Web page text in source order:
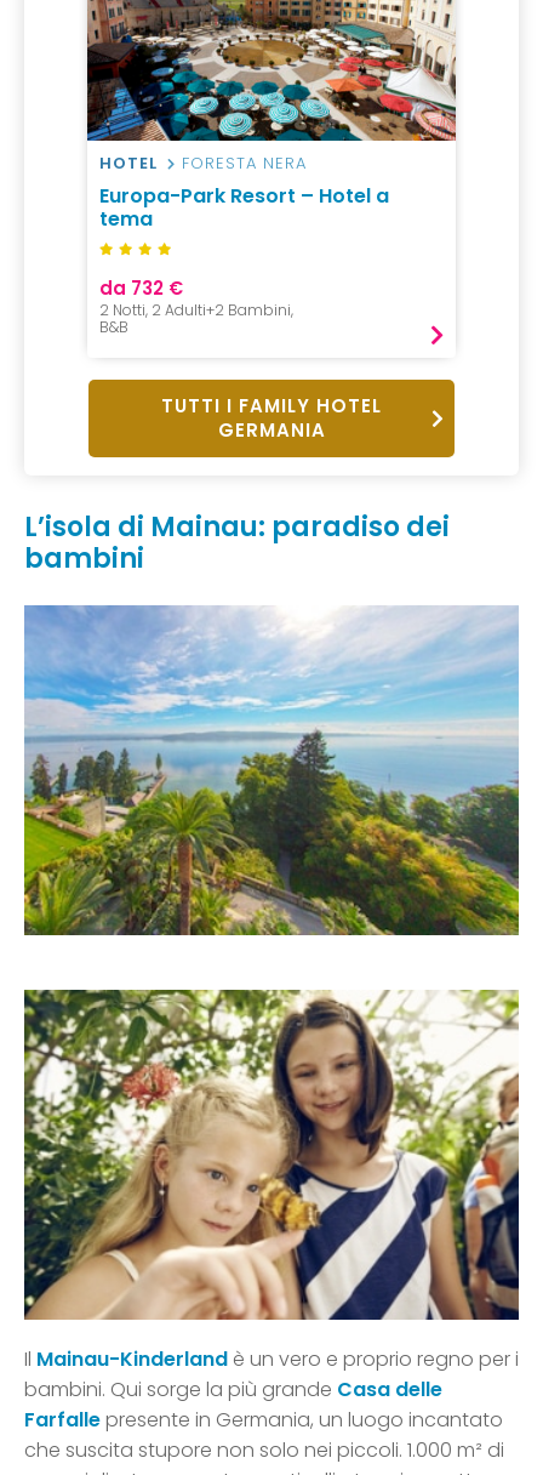
HOTEL FORESTA NERA
Europa-Park Resort – Hotel a
tema
da 732 €
2 Notti, 2 Adulti+2 Bambini,
B&B
TUTTI I FAMILY HOTEL
GERMANIA
L’isola di Mainau: paradiso dei
bambini
Il Mainau-Kinderland è un vero e proprio regno per i
bambini. Qui sorge la più grande Casa delle
Farfallepresente in Germania, un luogo incantato
che suscita stupore non solo nei piccoli. 1.000 m² di